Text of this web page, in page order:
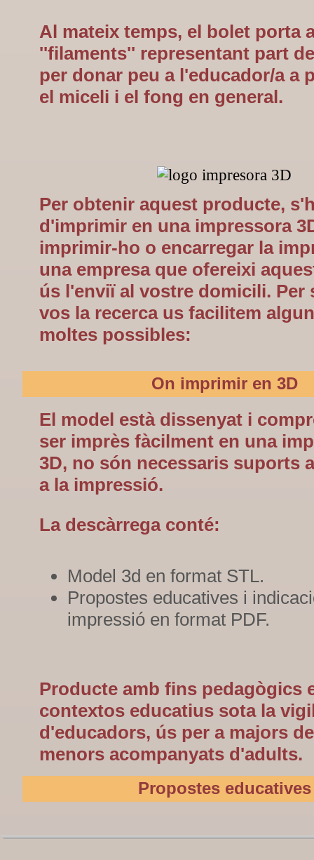
Al mateix temps, el bolet porta
''filaments'' representant part
per donar peu a l'educador/a a
el miceli i el fong en general.
Per obtenir aquest producte,
d'imprimir en una impressora
imprimir-ho o encarregar la
una empresa que ofereixi
ús l'enviï al vostre domicili. Per
vos la recerca us facilitem
moltes possibles:
On imprimir en 3D
El model està dissenyat i
ser imprès fàcilment en una
3D, no són necessaris suports
a la impressió.
La descàrrega conté:
Model 3d en format STL.
Propostes educatives i
impressió en format PDF.
Producte amb fins pedagògics
contextos educatius sota la
d'educadors, ús per a majors
menors acompanyats d'adults.
Propostes educatives